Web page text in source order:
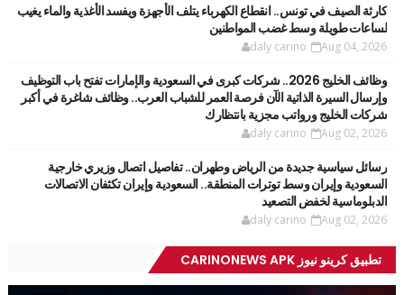
كارثة الصيف في تونس.. انقطاع الكهرباء يتلف الأجهزة ويفسد الأغذية والماء يغيب
لساعات طويلة وسط غضب المواطنين
daly carino Aug 04, 2026
وظائف الخليج 2026.. شركات كبرى في السعودية والإمارات تفتح باب التوظيف
وإرسال السيرة الذاتية الآن فرصة العمر للشباب العرب.. وظائف شاغرة في أكبر
شركات الخليج ورواتب مجزية بانتظارك
daly carino Aug 02, 2026
رسائل سياسية جديدة من الرياض وطهران.. تفاصيل اتصال وزيري خارجية
السعودية وإيران وسط توترات المنطقة.. السعودية وإيران تكثفان الاتصالات
الدبلوماسية لخفض التصعيد
daly carino Aug 02, 2026
تطبيق كرينو نيوز CARINONEWS APK